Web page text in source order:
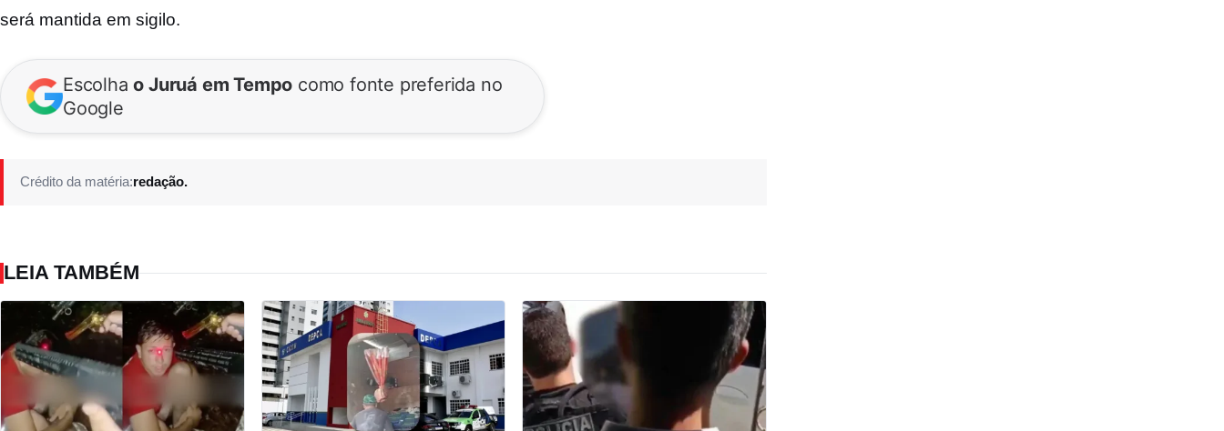
será mantida em sigilo.
Escolhao Juruá em Tempo como fonte preferida no
Google
Crédito da matéria:redação.
LEIA TAMBÉM